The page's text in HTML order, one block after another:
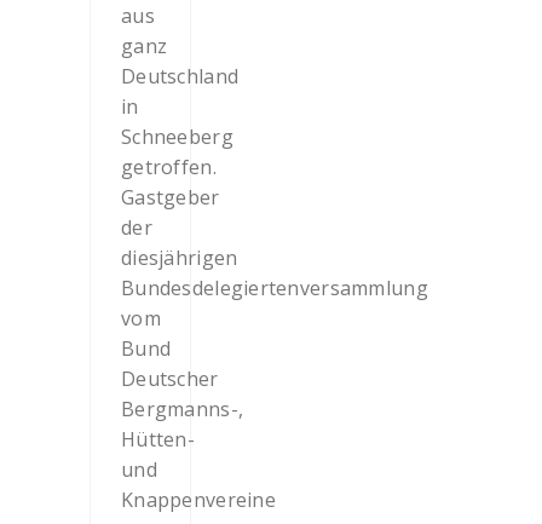
aus
ganz
Deutschland
in
Schneeberg
getroffen.
Gastgeber
der
diesjährigen
Bundesdelegiertenversammlung
vom
Bund
Deutscher
Bergmanns-,
Hütten-
und
Knappenvereine